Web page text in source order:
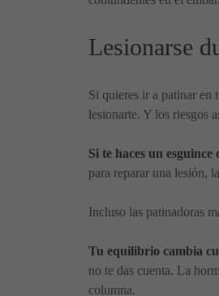
Lesionarse
Si quieres ir a patinar en
lesionarte. Y los riesgos
Si te haces un
para reparar una lesión,
Incluso las patinadoras
Tu equilibrio cambia
no te das cuenta. La
columna.